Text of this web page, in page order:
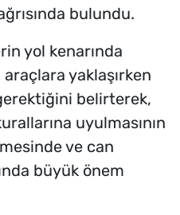
bulundu.
yol kenarında
yaklaşırken
belirterek,
uyulmasının
ve can
büyük önem